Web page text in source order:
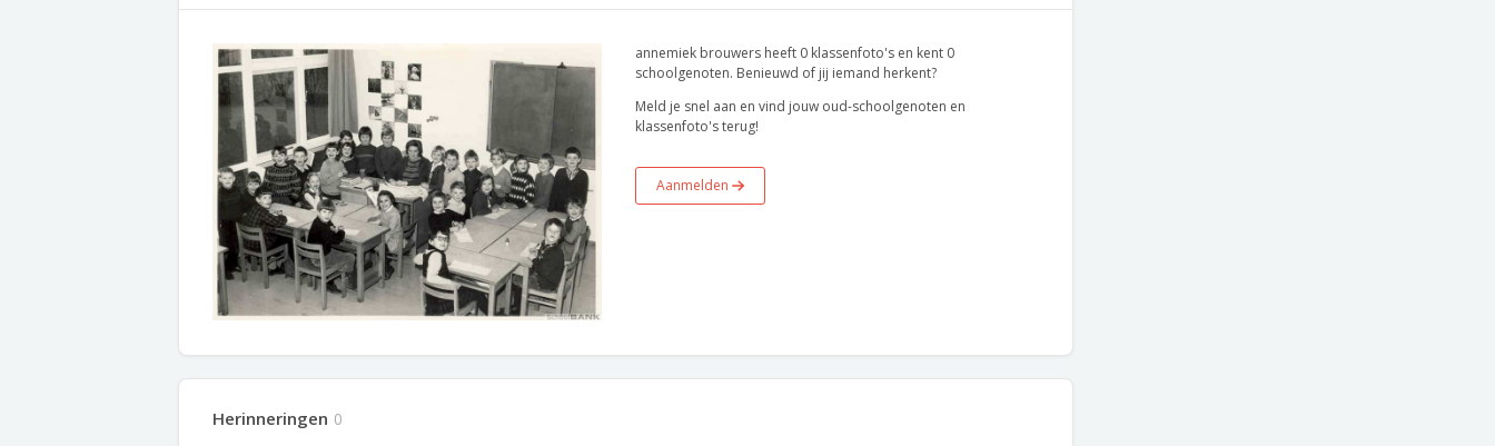
annemiek brouwers heeft 0 klassenfoto's en kent 0
schoolgenoten. Benieuwd of jij iemand herkent?
Meld je snel aan en vind jouw oud-schoolgenoten en
klassenfoto's terug!
Aanmelden
Herinneringen 0